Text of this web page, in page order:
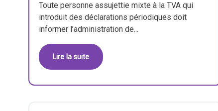
Toute personne assujettie mixte à la TVA qui
introduit des déclarations périodiques doit
informer l’administration de...
Lire la suite